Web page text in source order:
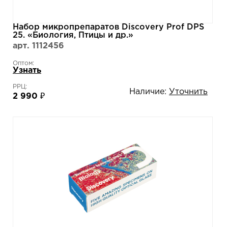
Набор микропрепаратов Discovery Prof DPS
25. «Биология, Птицы и др.»
арт. 1112456
Оптом:
Узнать
РРЦ:
2 990 ₽
Наличие: Уточнить